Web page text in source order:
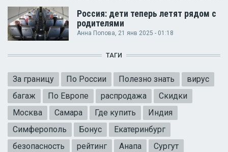
Россия: дети теперь летят рядом с
родителями
Анна Попова , 21 янв 2025 - 01:18
ТАГИ
За границу По России Полезно знать
вирус
багаж
По Европе распродажа
Скидки
Москва
Самара Где купить
Индия
Симферополь
Бонус
Екатеринбург
безопасность
рейтинг Анапа
Сургут